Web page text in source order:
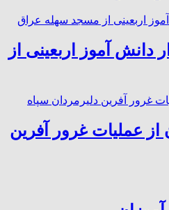
دانش آموز اربعینی از
عملیات غرور آفرین